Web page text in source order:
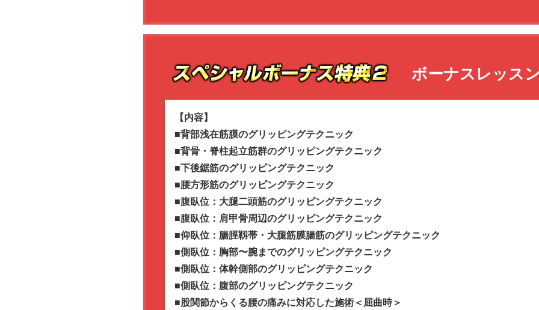
ボーナスレッス
【内容】
■背部浅在筋膜のグリッピングテクニック
■背骨・脊柱起立筋群のグリッピングテクニック
■下後鋸筋のグリッピングテクニック
■腰方形筋のグリッピングテクニック
■腹臥位：大腿二頭筋のグリッピングテクニック
■腹臥位：肩甲骨周辺のグリッピングテクニック
■仰臥位：腸脛靱帯・大腿筋膜腸筋のグリッピングテクニック
■側臥位：胸部〜腕までのグリッピングテクニック
■側臥位：体幹側部のグリッピングテクニック
■側臥位：腹部のグリッピングテクニック
■股関節からくる腰の痛みに対応した施術＜屈曲時＞